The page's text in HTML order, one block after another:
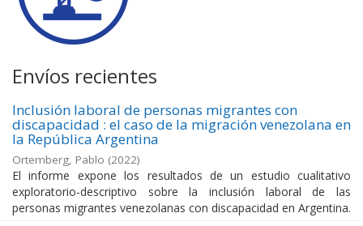
Envíos recientes
Inclusión laboral de personas migrantes con
discapacidad : el caso de la migración venezolana en
la República Argentina
Ortemberg, Pablo (2022)
El informe expone los resultados de un estudio cualitativo
exploratorio-descriptivo sobre la inclusión laboral de las
personas migrantes venezolanas con discapacidad en Argentina.